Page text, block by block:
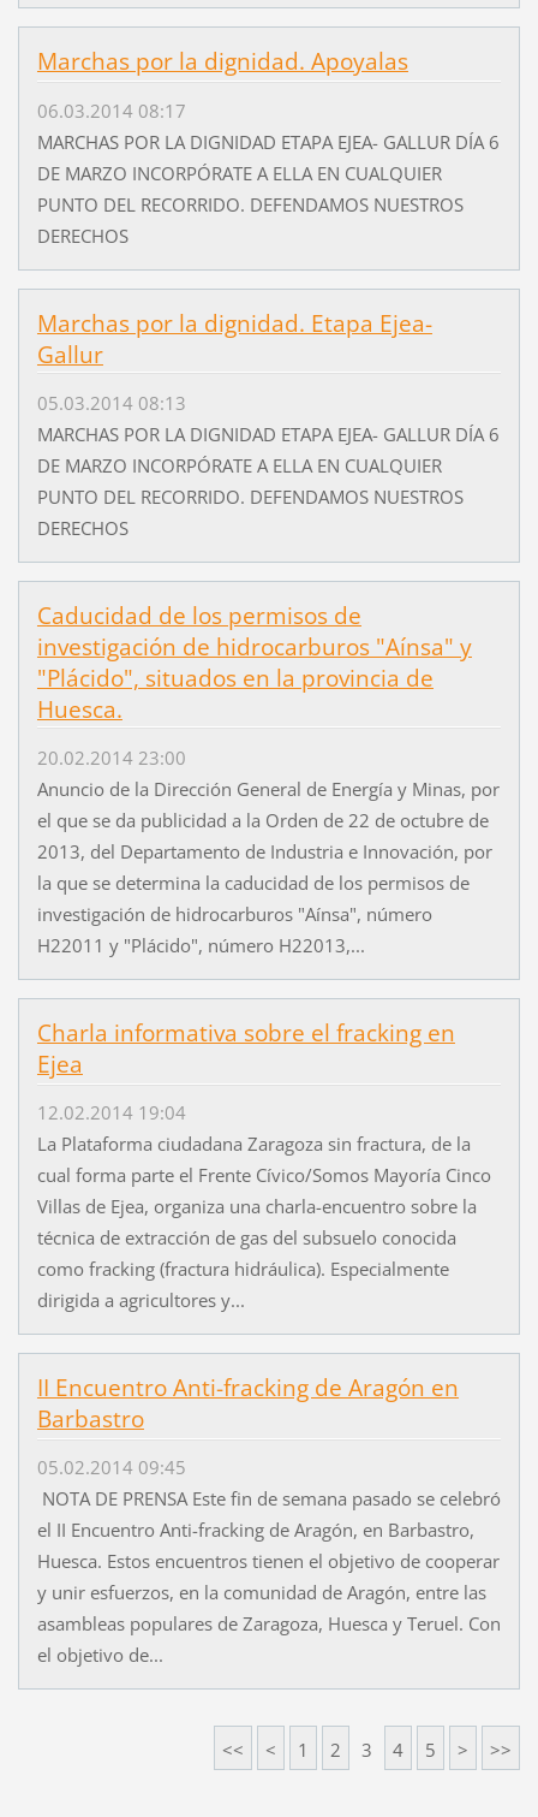
Marchas por la dignidad. Apoyalas
06.03.2014 08:17
MARCHAS POR LA DIGNIDAD ETAPA EJEA- GALLUR DÍA 6
DE MARZO INCORPÓRATE A ELLA EN CUALQUIER
PUNTO DEL RECORRIDO. DEFENDAMOS NUESTROS
DERECHOS
Marchas por la dignidad. Etapa Ejea-
Gallur
05.03.2014 08:13
MARCHAS POR LA DIGNIDAD ETAPA EJEA- GALLUR DÍA 6
DE MARZO INCORPÓRATE A ELLA EN CUALQUIER
PUNTO DEL RECORRIDO. DEFENDAMOS NUESTROS
DERECHOS
Caducidad de los permisos de
investigación de hidrocarburos "Aínsa" y
"Plácido", situados en la provincia de
Huesca.
20.02.2014 23:00
Anuncio de la Dirección General de Energía y Minas, por
el que se da publicidad a la Orden de 22 de octubre de
2013, del Departamento de Industria e Innovación, por
la que se determina la caducidad de los permisos de
investigación de hidrocarburos "Aínsa", número
H22011 y "Plácido", número H22013,...
Charla informativa sobre el fracking en
Ejea
12.02.2014 19:04
La Plataforma ciudadana Zaragoza sin fractura, de la
cual forma parte el Frente Cívico/Somos Mayoría Cinco
Villas de Ejea, organiza una charla-encuentro sobre la
técnica de extracción de gas del subsuelo conocida
como fracking (fractura hidráulica). Especialmente
dirigida a agricultores y...
II Encuentro Anti-fracking de Aragón en
Barbastro
05.02.2014 09:45
NOTA DE PRENSA Este fin de semana pasado se celebró
el II Encuentro Anti-fracking de Aragón, en Barbastro,
Huesca. Estos encuentros tienen el objetivo de cooperar
y unir esfuerzos, en la comunidad de Aragón, entre las
asambleas populares de Zaragoza, Huesca y Teruel. Con
el objetivo de...
<< < 1 2 3 4 5 > >>